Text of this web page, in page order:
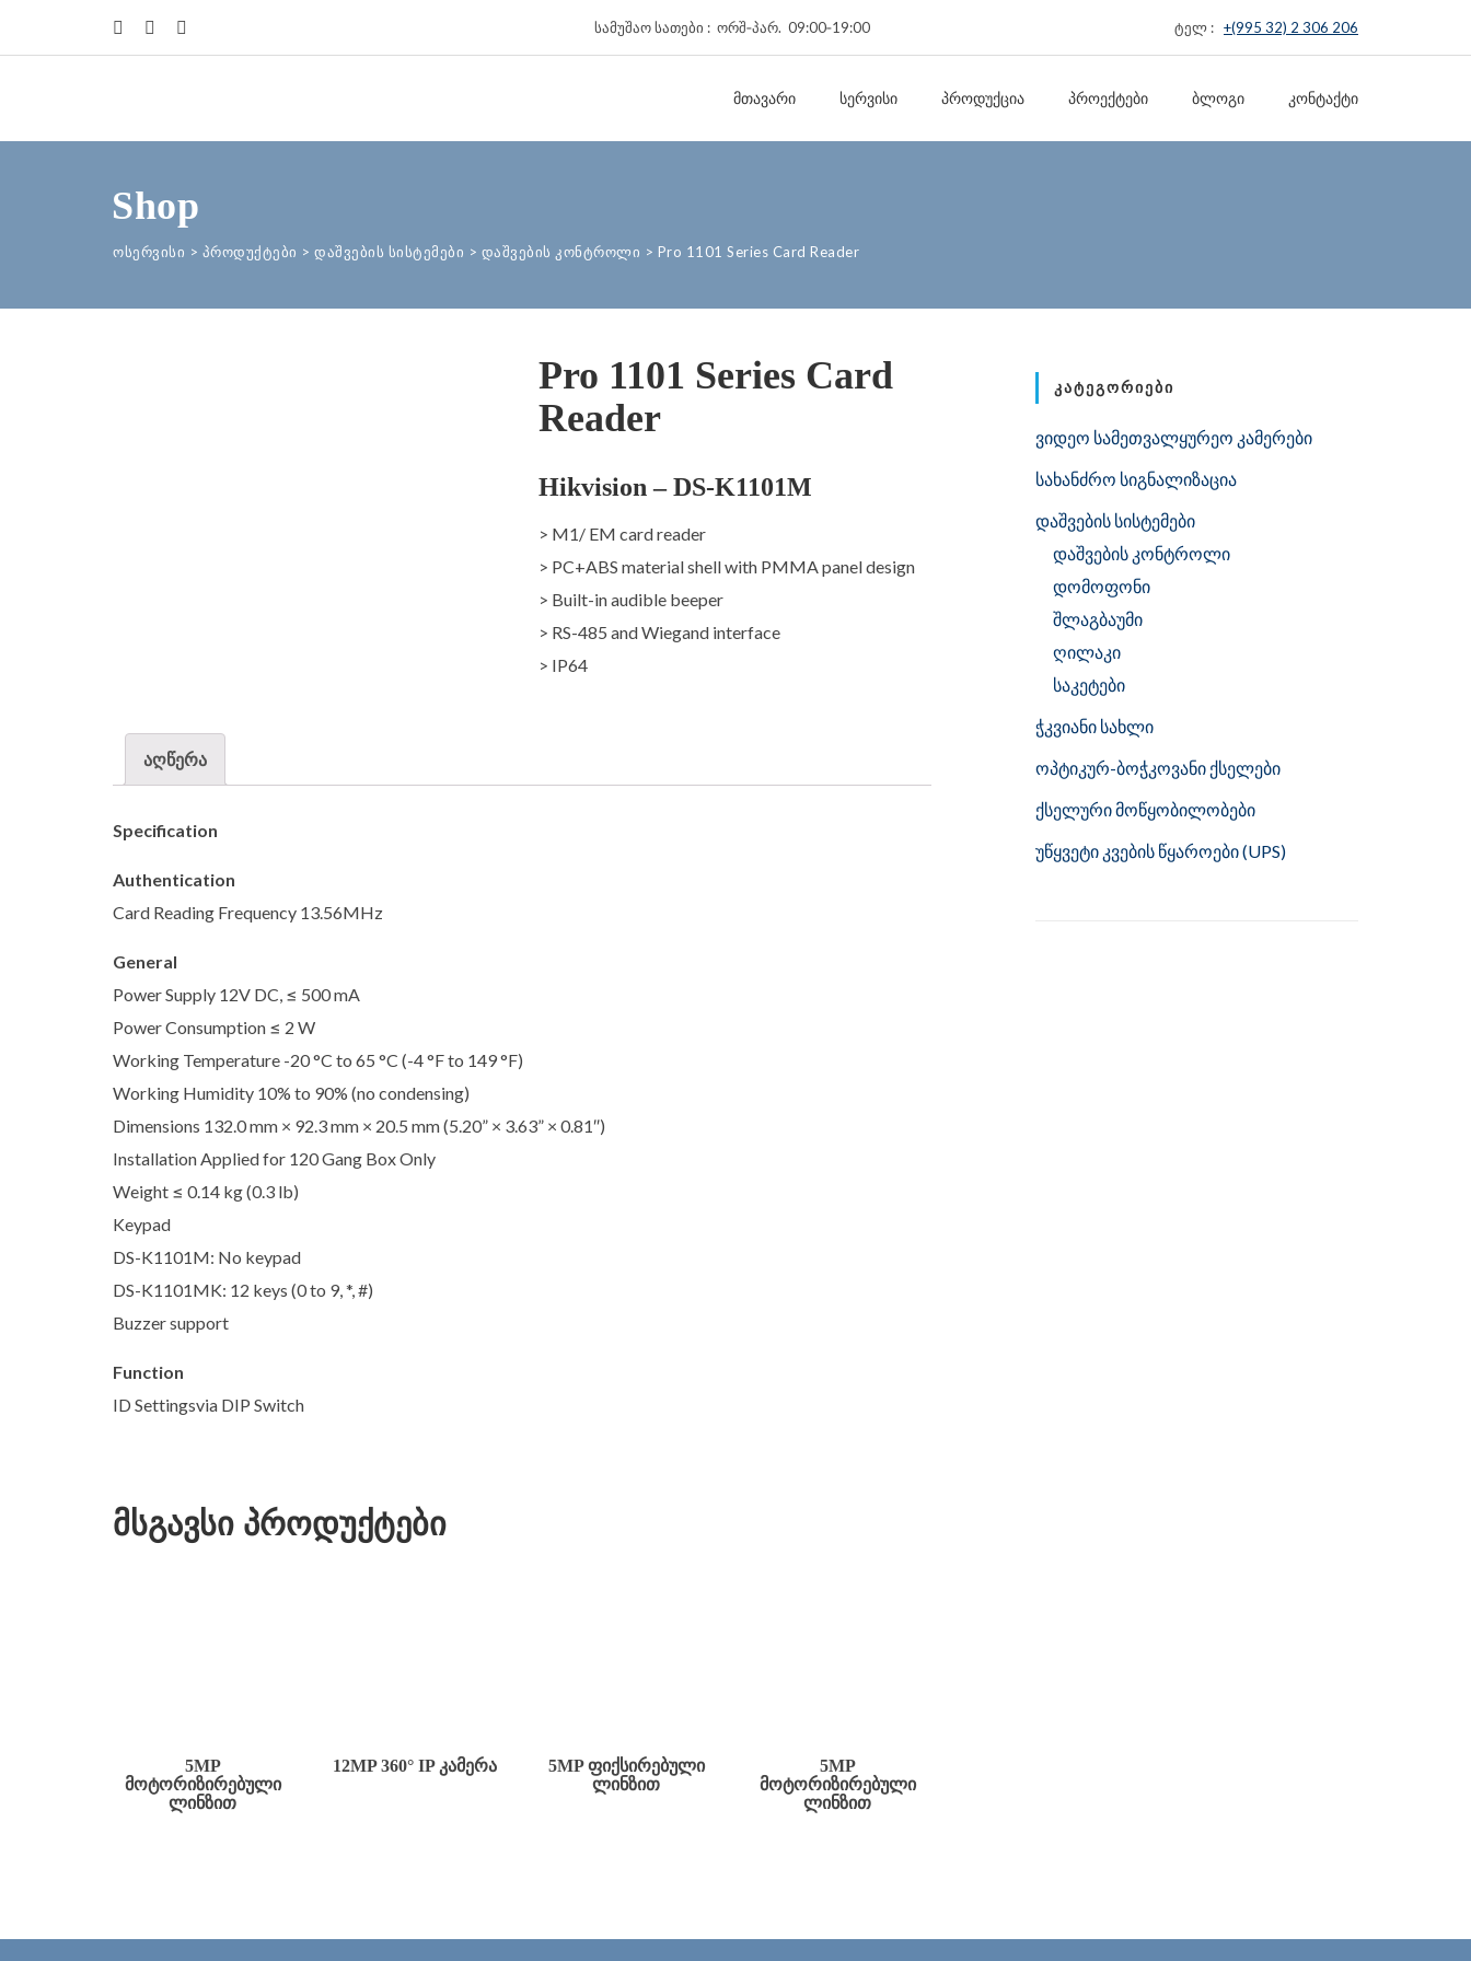
სამუშაო სათები : ორშ‑პარ. 09:00‑19:00 ტელ : +(995 32) 2 306 206
ᲛᲗᲐᲕᲐᲠᲘ ᲡᲔᲠᲕᲘᲡᲘ ᲞᲠᲝᲓᲣᲥᲪᲘᲐ ᲞᲠᲝᲔᲥᲢᲔᲑᲘ ᲑᲚᲝᲒᲘ ᲙᲝᲜᲢᲐᲥᲢᲘ
Shop
ოსერვისი > პროდუქტები > დაშვების სისტემები > დაშვების კონტროლი > Pro 1101 Series Card Reader
Pro 1101 Series Card
Reader
Hikvision – DS-K1101M
> M1/ EM card reader
> PC+ABS material shell with PMMA panel design
> Built-in audible beeper
> RS-485 and Wiegand interface
> IP64
აღწერა
Specification
Authentication
Card Reading Frequency 13.56MHz
General
Power Supply 12V DC, ≤ 500 mA
Power Consumption ≤ 2 W
Working Temperature -20 °C to 65 °C (-4 °F to 149 °F)
Working Humidity 10% to 90% (no condensing)
Dimensions 132.0 mm × 92.3 mm × 20.5 mm (5.20” × 3.63” × 0.81″)
Installation Applied for 120 Gang Box Only
Weight ≤ 0.14 kg (0.3 lb)
Keypad
DS-K1101M: No keypad
DS-K1101MK: 12 keys (0 to 9, *, #)
Buzzer support
Function
ID Settingsvia DIP Switch
მსგავსი პროდუქტები
5MP
ᲛᲝᲢᲝᲠᲘᲖᲘᲠᲔᲑᲣᲚᲘ
ᲚᲘᲜᲖᲘᲗ
12MP 360° IP ᲙᲐᲛᲔᲠᲐ
5MP ᲤᲘᲥᲡᲘᲠᲔᲑᲣᲚᲘ
ᲚᲘᲜᲖᲘᲗ
5MP
ᲛᲝᲢᲝᲠᲘᲖᲘᲠᲔᲑᲣᲚᲘ
ᲚᲘᲜᲖᲘᲗ
ᲙᲐᲢᲔᲒᲝᲠᲘᲔᲑᲘ
ვიდეო სამეთვალყურეო კამერები
სახანძრო სიგნალიზაცია
დაშვების სისტემები
დაშვების კონტროლი
დომოფონი
შლაგბაუმი
ღილაკი
საკეტები
ჭკვიანი სახლი
ოპტიკურ-ბოჭკოვანი ქსელები
ქსელური მოწყობილობები
უწყვეტი კვების წყაროები (UPS)